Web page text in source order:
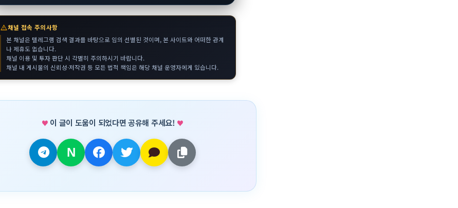
warning채널 접속 주의사항
본 채널은 텔레그램 검색 결과를 바탕으로 임의 선별된 것이며, 본 사이트와 어떠한 관계
나 제휴도 없습니다.
채널 이용 및 투자 판단 시 각별히 주의하시기 바랍니다.
채널 내 게시물의 신뢰성·저작권 등 모든 법적 책임은 해당 채널 운영자에게 있습니다.
이 글이 도움이 되었다면 공유해 주세요!